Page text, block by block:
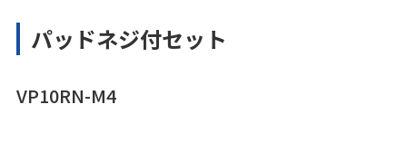
パッドネジ付セット
VP10RN-M4